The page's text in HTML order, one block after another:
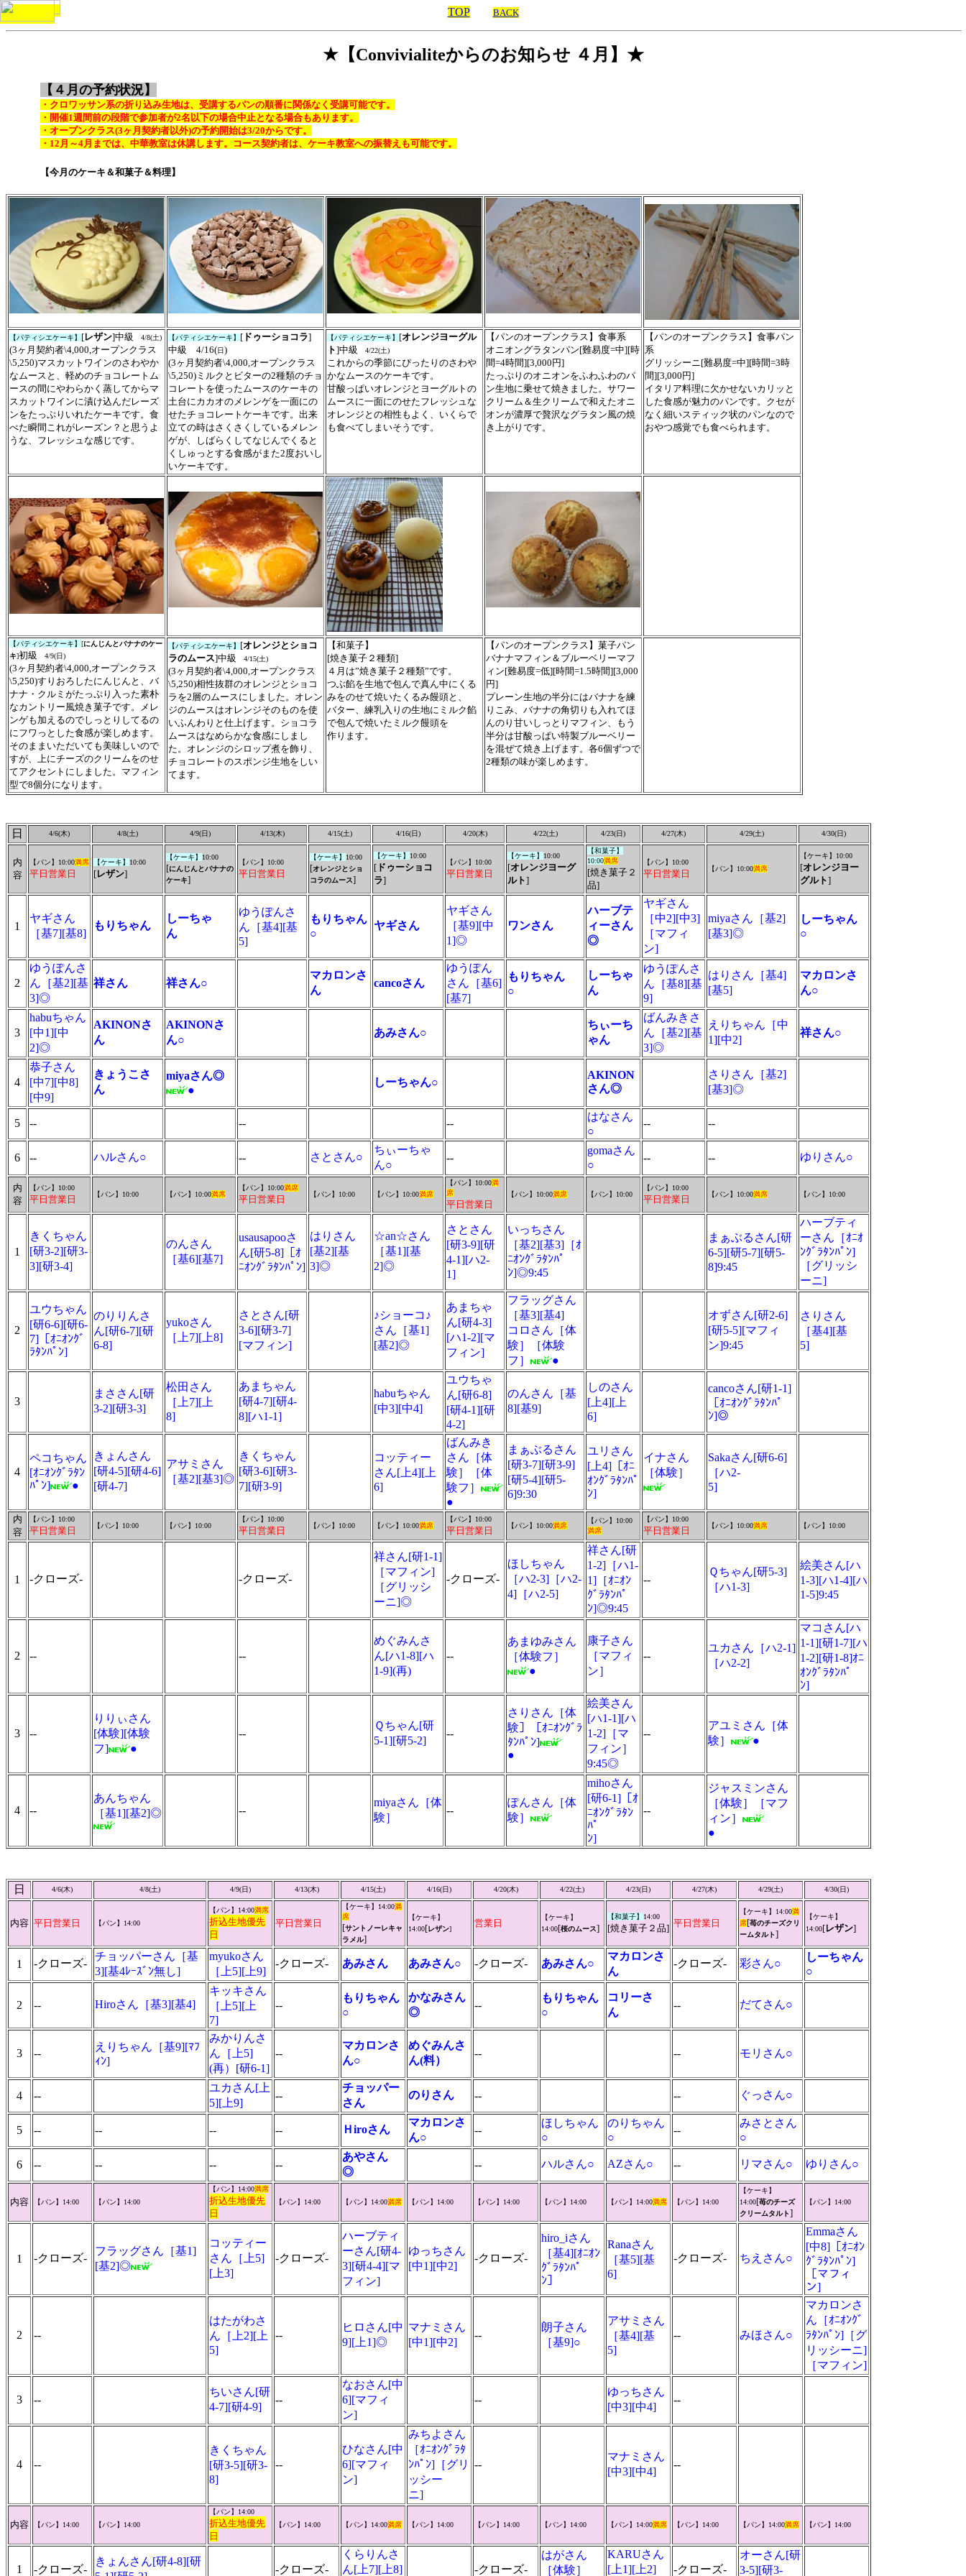
TOP BACK
★【Convivialiteからのお知らせ ４月】★
【４月の予約状況】
・クロワッサン系の折り込み生地は、受講するパンの順番に関係なく受講可能です。
・開催1週間前の段階で参加者が2名以下の場合中止となる場合もあります。
・オープンクラス(3ヶ月契約者以外)の予約開始は3/20からです。
・12月～4月までは、中華教室は休講します。コース契約者は、ケーキ教室への振替えも可能です。
【今月のケーキ＆和菓子＆料理】
【パティシエケーキ】 [レザン]中級 4/8(土)
(3ヶ月契約者\4,000,オープンクラス
\5,250)マスカットワインのさわやか
なムースと、軽めのチョコレートム
ースの間にやわらかく蒸してからマ
スカットワインに漬け込んだレーズ
ンをたっぷりいれたケーキです。食
べた瞬間これがレーズン？と思うよ
うな、フレッシュな感じです。
【パティシエケーキ】 [ ドゥーショコラ]
中級 4/16(日)
(3ヶ月契約者\4,000,オープンクラス
\5,250) ミルクとビターの2種類のチョ
コレートを使ったムースのケーキの
土台にカカオのメレンゲを一面にの
せたチョコレートケーキです。出来
立ての時はさくさくしているメレン
ゲが、しばらくしてなじんでくると
くしゅっとする食感がまた2度おいし
いケーキです。
【パティシエケーキ】 [オレンジヨーグル
ト]中級 4/22(土)
これからの季節にぴったりのさわや
かなムースのケーキです。
甘酸っぱいオレンジとヨーグルトの
ムースに一面にのせたフレッシュな
オレンジとの相性もよく、いくらで
も食べてしまいそうです。
【パンのオープンクラス】食事系
オニオングラタンパン[難易度=中][時
間=4時間][3,000円]
たっぷりのオニオンをふわふわのパ
ン生地に乗せて焼きました。サワー
クリーム＆生クリームで和えたオニ
オンが濃厚で贅沢なグラタン風の焼
き上がりです。
【パンのオープンクラス】食事パン
系
グリッシーニ[難易度=中][時間=3時
間][3,000円]
イタリア料理に欠かせないカリッと
した食感が魅力のパンです。クセが
なく細いスティック状のパンなので
おやつ感覚でも食べられます。
【パティシエケーキ】 [にんじんとバナナのケー
キ]初級 4/9(日)
(3ヶ月契約者\4,000,オープンクラス
\5,250)すりおろしたにんじんと、バ
ナナ・クルミがたっぷり入った素朴
なカントリー風焼き菓子です。メレ
ンゲも加えるのでしっとりしてるの
にフワっとした食感が楽しめます。
そのままいただいても美味しいので
すが、上にチーズのクリームをのせ
てアクセントにしました。マフィン
型で8個分になります。
【パティシエケーキ】 [オレンジとショコ
ラのムース]中級 4/15(土)
(3ヶ月契約者\4,000,オープンクラス
\5,250)相性抜群のオレンジとショコ
ラを2層のムースにしました。オレン
ジのムースはオレンジそのものを使
いふんわりと仕上げます。ショコラ
ムースはなめらかな食感にしまし
た。オレンジのシロップ煮を飾り、
チョコレートのスポンジ生地をしい
てます。
【和菓子】
[焼き菓子２種類]
４月は”焼き菓子２種類”です。
つぶ餡を生地で包んで真ん中にくる
みをのせて焼いたくるみ饅頭と、
バター、練乳入りの生地にミルク餡
で包んで焼いたミルク饅頭を
作ります。
【パンのオープンクラス】菓子パン
バナナマフィン＆ブルーベリーマフ
ィン[難易度=低][時間=1.5時間][3,000
円]
プレーン生地の半分にはバナナを練
りこみ、バナナの角切りも入れてほ
んのり甘いしっとりマフィン、もう
半分は甘酸っぱい特製ブルーベリー
を混ぜて焼き上げます。各6個ずつで
2種類の味が楽しめます。
日 4/6(木) 4/8(土) 4/9(日) 4/13(木) 4/15(土) 4/16(日) 4/20(木) 4/22(土) 4/23(日) 4/27(木) 4/29(土) 4/30(日)
内
容
【パン】10:00満席
平日営業日
【ケーキ】 10:00
[レザン]
【ケーキ】 10:00
[にんじんとバナナの
ケーキ]
【パン】10:00
平日営業日
【ケーキ】 10:00
[オレンジとショ
コラのムース]
【ケーキ】 10:00
[ ドゥーショコ
ラ]
【パン】10:00
平日営業日
【ケーキ】 10:00
[オレンジヨーグ
ルト]
【和菓子】
10:00満席
[焼き菓子２
品]
【パン】10:00
平日営業日 【パン】10:00満席
【ケーキ】10:00
[オレンジヨー
グルト]
1
ヤギさん
［基7][基8]
もりちゃん
しーちゃ
ん
ゆうぽんさ
ん［基4][基
5]
もりちゃん
○
ヤギさん
ヤギさん
［基9][中
1]◎
ワンさん
ハーブテ
ィーさん
◎
ヤギさん
［中2][中3]
［マフィ
ン]
miyaさん［基2]
[基3]◎
しーちゃん
○
2
ゆうぽんさ
ん［基2][基
3]◎
祥さん 祥さん○
マカロンさ
ん
cancoさん
ゆうぽん
さん［基6]
[基7]
もりちゃん
○
しーちゃ
ん
ゆうぽんさ
ん［基8][基
9]
はりさん［基4]
[基5]
マカロンさ
ん○
3
habuちゃん
[中1][中
2]◎
AKINONさ
ん
AKINONさ
ん○
あみさん○
ちぃーち
ゃん
ばんみきさ
ん［基2][基
3]◎
えりちゃん［中
1][中2]
祥さん○
4
恭子さん
[中7][中8]
[中9]
きょうこさ
ん
miyaさん◎
●
しーちゃん○
AKINON
さん◎
さりさん［基2]
[基3]◎
5 -- -- --
はなさん
○
-- --
6 -- ハルさん○ -- さとさん○
ちぃーちゃ
ん○
--
gomaさん
○
-- -- ゆりさん○
内
容
【パン】10:00
平日営業日 【パン】10:00 【パン】10:00満席
【パン】10:00満席
平日営業日 【パン】10:00 【パン】10:00満席
【パン】10:00満
席
平日営業日
【パン】10:00満席 【パン】10:00
【パン】10:00
平日営業日 【パン】10:00満席 【パン】10:00
1
きくちゃん
[研3-2][研3-
3][研3-4]
のんさん
［基6][基7]
usausapooさ
ん[研5-8]［ｵ
ﾆｵﾝｸﾞﾗﾀﾝﾊﾟﾝ]
はりさん
[基2][基
3]◎
☆an☆さん
［基1][基
2]◎
さとさん
[研3-9][研
4-1][ハ2-
1]
いっちさん
［基2][基3]［ｵ
ﾆｵﾝｸﾞﾗﾀﾝﾊﾟ
ﾝ]◎9:45
まぁぶるさん[研
6-5][研5-7][研5-
8]9:45
ハーブティ
ーさん［ｵﾆｵ
ﾝｸﾞﾗﾀﾝﾊﾟﾝ]
［グリッシ
ーニ]
2
ユウちゃん
[研6-6][研6-
7]［ｵﾆｵﾝｸﾞ
ﾗﾀﾝﾊﾟﾝ]
のりりんさ
ん[研6-7][研
6-8]
yukoさん
［上7][上8]
さとさん[研
3-6][研3-7]
[マフィン]
♪ショーコ♪
さん［基1]
[基2]◎
あまちゃ
ん[研4-3]
[ハ1-2][マ
フィン]
フラッグさん
［基3][基4]
コロさん［体
験］［体験
フ］
●
オずさん[研2-6]
[研5-5][マフィ
ン]9:45
さりさん
［基4][基
5]
3
まささん[研
3-2][研3-3]
松田さん
［上7][上
8]
あまちゃん
[研4-7][研4-
8][ハ1-1]
habuちゃん
[中3][中4]
ユウちゃ
ん[研6-8]
[研4-1][研
4-2]
のんさん［基
8][基9]
しのさん
[上4][上
6]
cancoさん[研1-1]
［ｵﾆｵﾝｸﾞﾗﾀﾝﾊﾟ
ﾝ]◎
4
ペコちゃん
[ｵﾆｵﾝｸﾞﾗﾀﾝ
ﾊﾟﾝ]
●
きょんさん
[研4-5][研4-6]
[研4-7]
アサミさん
［基2][基3]◎
きくちゃん
[研3-6][研3-
7][研3-9]
コッティー
さん[上4][上
6]
ばんみき
さん［体
験］［体
験フ］
●
まぁぶるさん
[研3-7][研3-9]
[研5-4][研5-
6]9:30
ユリさん
[上4]［ｵﾆ
ｵﾝｸﾞﾗﾀﾝﾊﾟ
ﾝ]
イナさん
［体験］
Sakaさん[研6-6]
［ハ2-
5]
内
容
【パン】10:00
平日営業日 【パン】10:00 【パン】10:00
【パン】10:00
平日営業日 【パン】10:00 【パン】10:00満席
【パン】10:00
平日営業日 【パン】10:00満席
【パン】10:00
満席
【パン】10:00
平日営業日 【パン】10:00満席 【パン】10:00
1 -クローズ- -クローズ-
祥さん[研1-1]
［マフィン]
［グリッシ
ーニ]◎
-クローズ-
ほしちゃん
［ハ2-3]［ハ2-
4]［ハ2-5]
祥さん[研
1-2]［ハ1-
1]［ｵﾆｵﾝ
ｸﾞﾗﾀﾝﾊﾟ
ﾝ]◎9:45
--
Ｑちゃん[研5-3]
［ハ1-3]
絵美さん[ハ
1-3][ハ1-4][ハ
1-5]9:45
2 -- --
めぐみんさ
ん[ハ1-8][ハ
1-9](再)
--
あまゆみさん
［体験フ］
●
康子さん
［マフィ
ン］
--
ユカさん［ハ2-1]
［ハ2-2]
マコさん[ハ
1-1][研1-7][ハ
1-2][研1-8]ｵﾆ
ｵﾝｸﾞﾗﾀﾝﾊﾟ
ﾝ]
3 --
りりぃさん
[体験][体験
フ]
●
--
Ｑちゃん[研
5-1][研5-2]
--
さりさん［体
験］［ｵﾆｵﾝｸﾞﾗ
ﾀﾝﾊﾟﾝ]
●
絵美さん
[ハ1-1][ハ
1-2]［マ
フィン］
9:45◎
--
アユミさん［体
験］
●
4 --
あんちゃん
［基1][基2]◎
--
miyaさん［体
験］
--
ぽんさん［体
験］
mihoさん
[研6-1]［ｵ
ﾆｵﾝｸﾞﾗﾀﾝ
ﾊﾟ
ﾝ]
--
ジャスミンさん
［体験］［マフ
ィン］
●
日 4/6(木) 4/8(土) 4/9(日) 4/13(木) 4/15(土) 4/16(日) 4/20(木) 4/22(土) 4/23(日) 4/27(木) 4/29(土) 4/30(日)
内容 平日営業日 【パン】14:00
【パン】14:00満席
折込生地優先
日
平日営業日
【ケーキ】14:00満
席
[サントノーレキャ
ラメル]
【ケーキ】
14:00[レザン]
営業日
【ケーキ】
14:00[桜のムース]
【和菓子】 14:00
[焼き菓子２品] 平日営業日
【ケーキ】14:00満
席[苺のチーズクリ
ームタルト]
【ケーキ】
14:00[レザン]
1 -クローズ-
チョッパーさん［基
3][基4ﾚｰｽﾞﾝ無し]
myukoさん
［上5][上9]
-クローズ- あみさん あみさん○ -クローズ- あみさん○
マカロンさ
ん
-クローズ- 彩さん○
しーちゃん
○
2 -- Hiroさん［基3][基4]
キッキさん
［上5][上
7]
--
もりちゃん
○
かなみさん
◎
--
もりちゃん
○
コリーさ
ん
-- だてさん○
3 --
えりちゃん［基9][ﾏﾌ
ｨﾝ]
みかりんさ
ん［上5]
(再）[研6-1]
--
マカロンさ
ん○
めぐみんさ
ん(料）
-- -- モリさん○
4 --
ユカさん[上
5][上9]
--
チョッパー
さん
のりさん -- -- ぐっさん○
5 -- -- -- -- Ｈiroさん
マカロンさ
ん○
--
ほしちゃん
○
のりちゃん
○
--
みさとさん
○
6 -- -- -- --
あやさん
◎
-- ハルさん○ AZさん○ -- リマさん○ ゆりさん○
内容 【パン】14:00 【パン】14:00
【パン】14:00満席
折込生地優先
日
【パン】14:00 【パン】14:00満席 【パン】14:00 【パン】14:00 【パン】14:00 【パン】14:00満席 【パン】14:00
【ケーキ】
14:00[苺のチーズ
クリームタルト]
【パン】14:00
1 -クローズ-
フラッグさん［基1]
[基2]◎
コッティー
さん［上5]
[上3]
-クローズ-
ハーブティ
ーさん[研4-
3][研4-4][マ
フィン]
ゆっちさん
[中1][中2]
-クローズ-
hiro_iさん
［基4][ｵﾆｵﾝ
ｸﾞﾗﾀﾝﾊﾟ
ﾝ］
Ranaさん
［基5][基
6]
-クローズ- ちえさん○
Emmaさん
[中8]［ｵﾆｵﾝ
ｸﾞﾗﾀﾝﾊﾟﾝ]
［マフィ
ン]
2 --
はたがわさ
ん［上2][上
5]
--
ヒロさん[中
9][上1]◎
マナミさん
[中1][中2]
--
朗子さん
［基9]○
アサミさん
［基4][基
5]
-- みほさん○
マカロンさ
ん［ｵﾆｵﾝｸﾞ
ﾗﾀﾝﾊﾟﾝ]［グ
リッシーニ]
［マフィン]
3 --
ちいさん[研
4-7][研4-9]
--
なおさん[中
6][マフィ
ン]
--
ゆっちさん
[中3][中4]
--
4 --
きくちゃん
[研3-5][研3-
8]
--
ひなさん[中
6][マフィ
ン]
みちよさん
［ｵﾆｵﾝｸﾞﾗﾀ
ﾝﾊﾟﾝ]［グリ
ッシー
ニ]
--
マナミさん
[中3][中4]
--
内容 【パン】14:00 【パン】14:00
【パン】14:00
折込生地優先
日
【パン】14:00 【パン】14:00満席 【パン】14:00 【パン】14:00 【パン】14:00 【パン】14:00満席 【パン】14:00 【パン】14:00満席 【パン】14:00
1 -クローズ-
きょんさん[研4-8][研
-クローズ-
くらりんさ
ん[上7][上8]
-クローズ-
はがさん
［体験］
KARUさん
[上1][上2]
-クローズ-
オーさん[研
3-5][研3-